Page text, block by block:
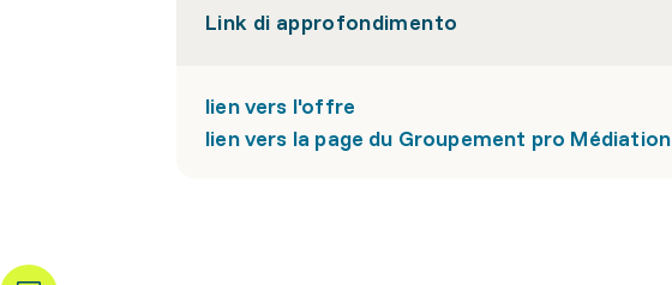
Link di approfondimento
lien vers l'offre
lien vers la page du Groupement pro Médiation